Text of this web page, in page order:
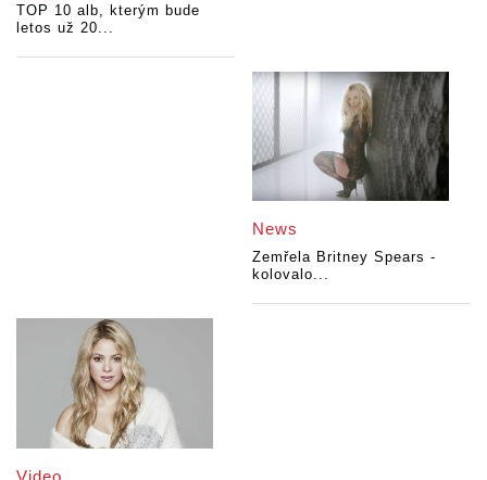
TOP 10 alb, kterým bude
letos už 20...
News
Zemřela Britney Spears -
kolovalo...
Video